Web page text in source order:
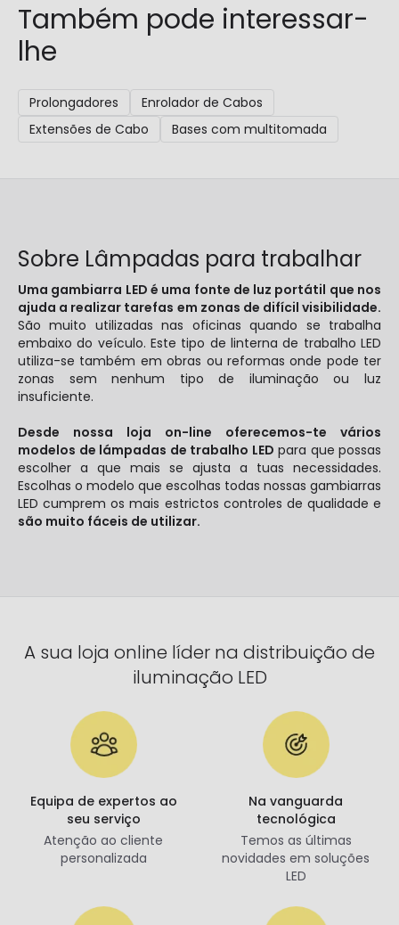
Também pode interessar-
lhe
Prolongadores
Enrolador de Cabos
Extensões de Cabo
Bases com multitomada
Sobre Lâmpadas para trabalhar
Uma gambiarra LED é uma fonte de luz portátil que nos
ajuda a realizar tarefas em zonas de difícil visibilidade.
São muito utilizadas nas oficinas quando se trabalha
embaixo do veículo. Este tipo de linterna de trabalho LED
utiliza-se também em obras ou reformas onde pode ter
zonas sem nenhum tipo de iluminação ou luz
insuficiente.
Desde nossa loja on-line oferecemos-te vários
modelos de lámpadas de trabalho LED para que possas
escolher a que mais se ajusta a tuas necessidades.
Escolhas o modelo que escolhas todas nossas gambiarras
LED cumprem os mais estrictos controles de qualidade e
são muito fáceis de utilizar.
A sua loja online líder na distribuição de
iluminação LED
Equipa de expertos ao
seu serviço
Atenção ao cliente
personalizada
Na vanguarda
tecnológica
Temos as últimas
novidades em soluções
LED